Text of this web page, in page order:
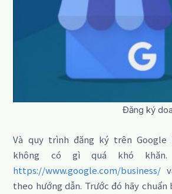
Đăng ký
Và quy trình đăng ký trên Google
không có gì quá khó
https://www.google.com/business/
theo hướng dẫn. Trước đó hãy